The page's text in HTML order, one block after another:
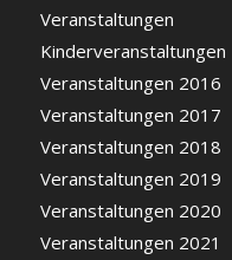
Veranstaltungen
Kinderveranstaltungen
Veranstaltungen 2016
Veranstaltungen 2017
Veranstaltungen 2018
Veranstaltungen 2019
Veranstaltungen 2020
Veranstaltungen 2021